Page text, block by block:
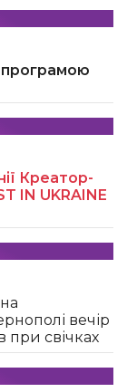
Креатор-
IN UKRAINE
вечір
при свічках